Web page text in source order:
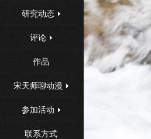
研究动态
评论
作品
宋天师聊动漫
参加活动
联系方式